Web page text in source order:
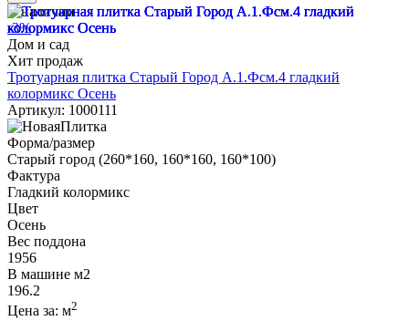
В наличии
-3%
Дом и сад
Хит продаж
Тротуарная плитка Старый Город А.1.Фсм.4 гладкий
колормикс Осень
Артикул: 1000111
Форма/размер
Старый город (260*160, 160*160, 160*100)
Фактура
Гладкий колормикс
Цвет
Осень
Вес поддона
1956
В машине м2
196.2
Цена за: м2